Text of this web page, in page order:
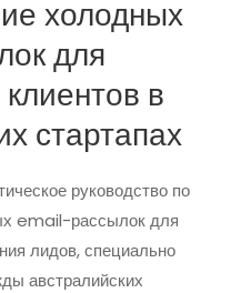
холодных
для
в
стартапах
руководство по
email-рассылок для
лидов, специально
австралийских